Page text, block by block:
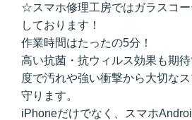
☆スマホ修理工房ではガラスコ
しております！
作業時間はたったの5分！
高い抗菌・抗ウィルス効果も期
度で汚れや強い衝撃から大切な
守ります。
iPhoneだけでなく、スマホ